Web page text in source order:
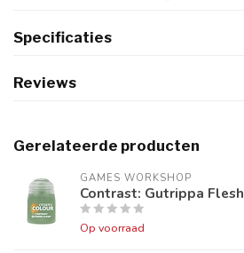
Specificaties
Reviews
Gerelateerde producten
GAMES WORKSHOP
Contrast: Gutrippa Flesh
Op voorraad